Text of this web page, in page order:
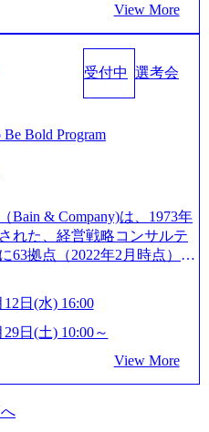
～最長16:00 2026年8月10
回る場合は、厳正なる審査
きます。ご了承ください。
会 → 面接(会社説明会終了
にて実施します。 ※参加
前に適性検査をご受検いた
験やスキル、そして適性や
株式会社の雇用となりま
向いての作業も発生しま
アプリケーション、SaaS系
のPoC(概念実証)支援から構
までを一気通貫で担当して
とシステムを活用し、顧客
献します。 ＜PL/PM＞ 顧客
画構想からアジャイル開発
で推進していただきます。
として、企画・要件定義か
post-288838) プラダ：ラグ
luxury-product-customizati
援 (https://www.accenture.co
pharmaceutical)（ストラテ
トバンク：初のオンライン
communications-media/so
庁DXの先進事例を実現 (http
） カルビー：SAP HANAの
www.accenture.com/jp-ja/ca
calbee)（消費財・サービ
を擁しており(会計系BIG4
約15％と驚異的な数字とな
高い成長が見込まれる 多く
ムコンサルティングに続い
サルタント制度の有資格者
ジショ
済的価値の追求にも貢献 NE
て、現在はNECのグループ会
な経験を持つ約6,000名を超
る 金融、製造、流通、エネ
は日本市場No.1を誇り、全
ている また、日本国内企業
業種でのプロジェクト実績
自の方法論やテンプレート
客様に最適なSAPコンサル
storage.googleapis.com/our
アビー
www.abeam.com/content/
EXCELLENCE 2024』にお
支援 食事・睡眠など可視
View More
受付中 選考会
Bold Program
Bain & Company)は、1973年
れた、経営戦略コンサルテ
63拠点（2022年2月時点）、
レポートではなく、『結
、ベインは1973年に創業さ
未来の中、競争に勝てるよ
し込んでいる。 徹底した
ントのフルポテンシャル実
る成果を出すことを信条と
12日(水) 16:00
29日(土) 10:00～
View More